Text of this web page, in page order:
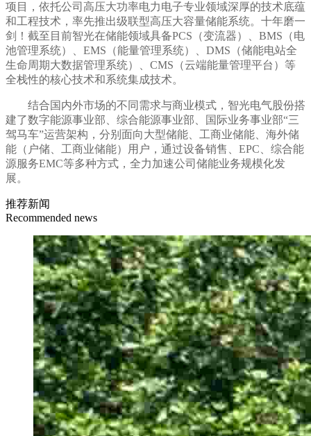
项目，依托公司高压大功率电力电子专业领域深厚的技术底蕴
和工程技术，率先推出级联型高压大容量储能系统。十年磨一
剑！截至 目前智光在储能领域具备PCS（变流器）、BMS（电
池管理系统）、EMS（能量管理系统）、DMS（储能电站全
生命周期大数据管理系统）、CMS（云端能量管理平台）等
全栈性的核心技术和系统集成技术。
结合国内外市场的不同需求与商业模式，智光电气股份搭
建了数字能源事业部、综合能源事业部、国际业务事业部“三
驾马车”运营架构，分别面向大型储能、工商业储能、海外储
能（户储、工商业储能）
用户，通过设备销售、 EPC、综合能
源服务EMC等多种方式，全力加速公司储能业务规模化发
展。
推荐新闻
Recommended news